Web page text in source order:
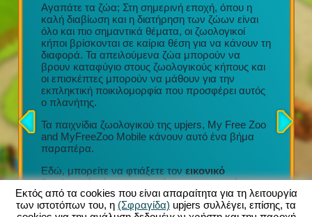
tablet
την
(iOS
Αγαπάτε τα ζώα; Στη σημερινή εποχή, όπου η
καλή διαβίωση και η διατήρηση των ζώων είναι
όλο και πιο σημαντικά θέματα, οι ζωολογικοί
κήποι βρίσκονται σε καίρια θέση για να κάνουν τη
διαφορά. Τα απειλούμενα ζώα μπορούν να
βρουν καταφύγιο στους ζωολογικούς κήπους και
οι επισκέπτες μπορούν να μάθουν για την
εκπληκτική ποικιλομορφία που προσφέρει αυτός
ο πλανήτης.
Τα παιχνίδια ζωολογικού της upjers, My Free Zoo
and MyFreeZoo Mobile κάνουν αυτό ένα βήμα
παραπέρα.
Εδώ, μπορείτε να φτιάξετε τον εικονικό
ζωολογικό κήπο των ονείρων σας με πάνω
από 300 διαφορετικά εξωτικά ζώα. Μια μεγάλη
ποικιλία περιφράξεων, διακοσμήσεων και άλλων
Τόνοι
Κάθε
Εκτός από τα cookies που είναι απαραίτητα για τη λειτουργία
των ιστοτόπων του, η (Σφραγίδα) upjers συλλέγει, επίσης, τα